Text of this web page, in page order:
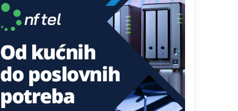
yбиће га Били као зеца
Sto bogatiji-to skrtiji,sto tisi-to opasniji,sto
pricivljiviji-to gluplji,sto ljepsi-to razmazaniji,sto
emotivniji-to iskreniji,sto jaci- to bezdusniji,sto
sladji u govoru-to veci prevarant...